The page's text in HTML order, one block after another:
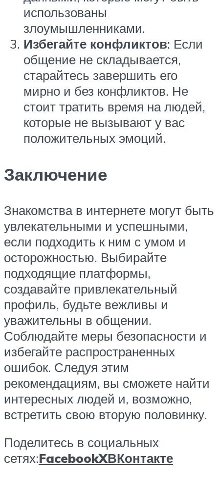
использованы
злоумышленниками.
Избегайте конфликтов: Если
общение не складывается,
старайтесь завершить его
мирно и без конфликтов. Не
стоит тратить время на людей,
которые не вызывают у вас
положительных эмоций.
Заключение
Знакомства в интернете могут быть
увлекательными и успешными,
если подходить к ним с умом и
осторожностью. Выбирайте
подходящие платформы,
создавайте привлекательный
профиль, будьте вежливы и
уважительны в общении.
Соблюдайте меры безопасности и
избегайте распространенных
ошибок. Следуя этим
рекомендациям, вы сможете найти
интересных людей и, возможно,
встретить свою вторую половинку.
Поделитесь в социальных
сетях:FacebookXВКонтакте